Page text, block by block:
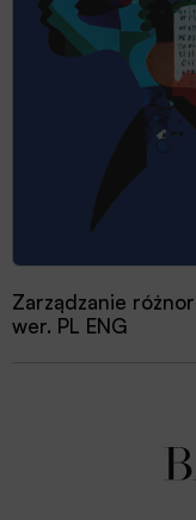
Zarządzanie
wer. PL ENG